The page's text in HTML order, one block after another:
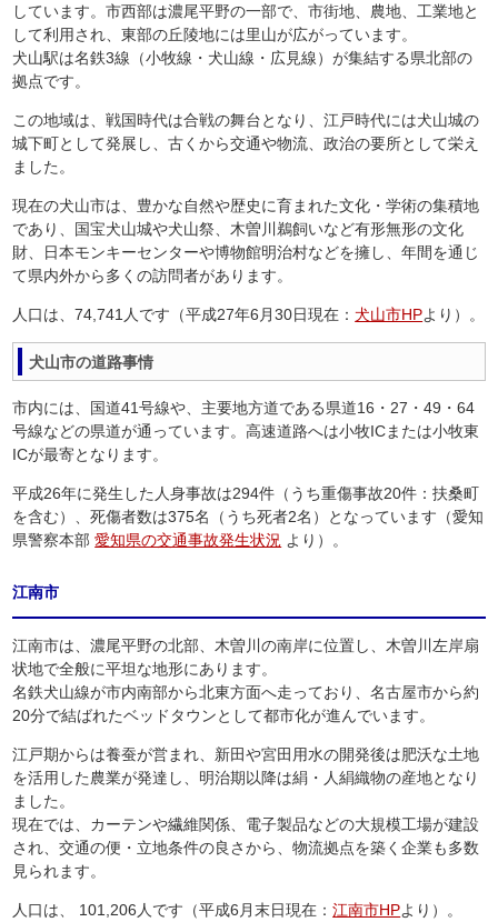
しています。市西部は濃尾平野の一部で、市街地、農地、工業地と
して利用され、東部の丘陵地には里山が広がっています。
犬山駅は名鉄3線（小牧線・犬山線・広見線）が集結する県北部の
拠点です。
この地域は、戦国時代は合戦の舞台となり、江戸時代には犬山城の
城下町として発展し、古くから交通や物流、政治の要所として栄え
ました。
現在の犬山市は、豊かな自然や歴史に育まれた文化・学術の集積地
であり、国宝犬山城や犬山祭、木曽川鵜飼いなど有形無形の文化
財、日本モンキーセンターや博物館明治村などを擁し、年間を通じ
て県内外から多くの訪問者があります。
人口は、74,741人です（平成27年6月30日現在：犬山市HPより）。
犬山市の道路事情
市内には、国道41号線や、主要地方道である県道16・27・49・64
号線などの県道が通っています。高速道路へは小牧ICまたは小牧東
ICが最寄となります。
平成26年に発生した人身事故は294件（うち重傷事故20件：扶桑町
を含む）、死傷者数は375名（うち死者2名）となっています（愛知
県警察本部愛知県の交通事故発生状況 より）。
江南市
江南市は、濃尾平野の北部、木曽川の南岸に位置し、木曽川左岸扇
状地で全般に平坦な地形にあります。
名鉄犬山線が市内南部から北東方面へ走っており、名古屋市から約
20分で結ばれたベッドタウンとして都市化が進んでいます。
江戸期からは養蚕が営まれ、新田や宮田用水の開発後は肥沃な土地
を活用した農業が発達し、明治期以降は絹・人絹織物の産地となり
ました。
現在では、カーテンや繊維関係、電子製品などの大規模工場が建設
され、交通の便・立地条件の良さから、物流拠点を築く企業も多数
見られます。
人口は、 101,206人です（平成6月末日現在：江南市HPより）。